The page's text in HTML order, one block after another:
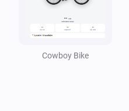
Nouveau badge ou
Last parked time
Cowboy Bike